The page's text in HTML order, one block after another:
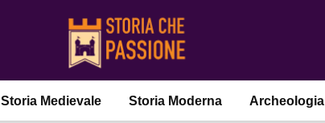
Storia Medievale Storia Moderna Archeologia